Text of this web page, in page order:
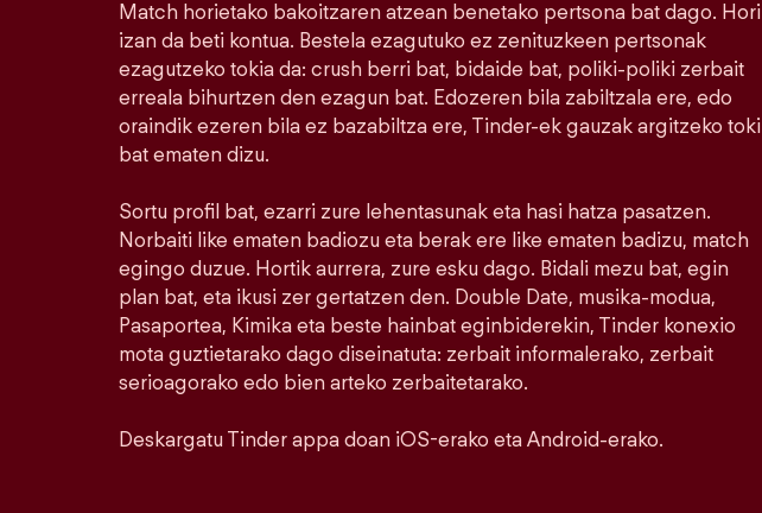
Match horietako bakoitzaren atzean benetako pertsona bat dago. Hori
izan da beti kontua. Bestela ezagutuko ez zenituzkeen pertsonak
ezagutzeko tokia da: crush berri bat, bidaide bat, poliki-poliki zerbait
erreala bihurtzen den ezagun bat. Edozeren bila zabiltzala ere, edo
oraindik ezeren bila ez bazabiltza ere, Tinder-ek gauzak argitzeko toki
bat ematen dizu.
Sortu profil bat, ezarri zure lehentasunak eta hasi hatza pasatzen.
Norbaiti like ematen badiozu eta berak ere like ematen badizu, match
egingo duzue. Hortik aurrera, zure esku dago. Bidali mezu bat, egin
plan bat, eta ikusi zer gertatzen den. Double Date, musika-modua,
Pasaportea, Kimika eta beste hainbat eginbiderekin, Tinder konexio
mota guztietarako dago diseinatuta: zerbait informalerako, zerbait
serioagorako edo bien arteko zerbaitetarako.
Deskargatu Tinder appa doan iOS-erako eta Android-erako.